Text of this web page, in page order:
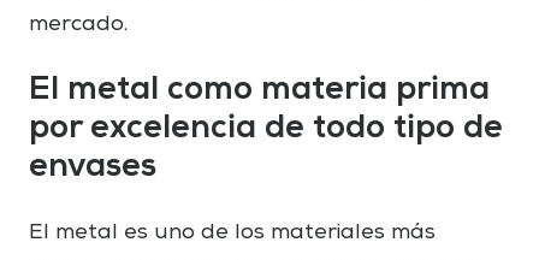
mercado.
El metal como materia prima
por excelencia de todo tipo de
envases
El metal es uno de los materiales más